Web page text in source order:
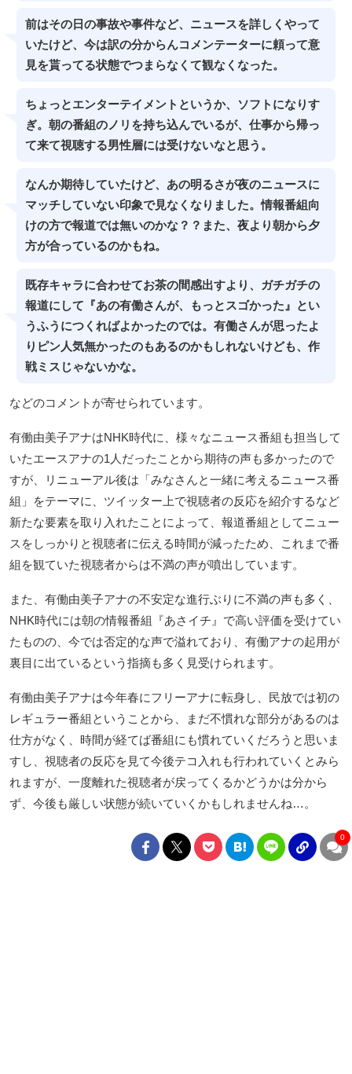
前はその日の事故や事件など、ニュースを詳しくやって
いたけど、今は訳の分からんコメンテーターに頼って意
見を貰ってる状態でつまらなくて観なくなった。
ちょっとエンターテイメントというか、ソフトになりす
ぎ。朝の番組のノリを持ち込んでいるが、仕事から帰っ
て来て視聴する男性層には受けないなと思う。
なんか期待していたけど、あの明るさが夜のニュースに
マッチしていない印象で見なくなりました。情報番組向
けの方で報道では無いのかな？？また、夜より朝から夕
方が合っているのかもね。
既存キャラに合わせてお茶の間感出すより、ガチガチの
報道にして『あの有働さんが、もっとスゴかった』とい
うふうにつくればよかったのでは。有働さんが思ったよ
りピン人気無かったのもあるのかもしれないけども、作
戦ミスじゃないかな。
などのコメントが寄せられています。
有働由美子アナはNHK時代に、様々なニュース番組も担当して
いたエースアナの1人だったことから期待の声も多かったので
すが、リニューアル後は「みなさんと一緒に考えるニュース番
組」をテーマに、ツイッター上で視聴者の反応を紹介するなど
新たな要素を取り入れたことによって、報道番組としてニュー
スをしっかりと視聴者に伝える時間が減ったため、これまで番
組を観ていた視聴者からは不満の声が噴出しています。
また、有働由美子アナの不安定な進行ぶりに不満の声も多く、
NHK時代には朝の情報番組『あさイチ』で高い評価を受けてい
たものの、今では否定的な声で溢れており、有働アナの起用が
裏目に出ているという指摘も多く見受けられます。
有働由美子アナは今年春にフリーアナに転身し、民放では初の
レギュラー番組ということから、まだ不慣れな部分があるのは
仕方がなく、時間が経てば番組にも慣れていくだろうと思いま
すし、視聴者の反応を見て今後テコ入れも行われていくとみら
れますが、一度離れた視聴者が戻ってくるかどうかは分から
ず、今後も厳しい状態が続いていくかもしれませんね…。
0